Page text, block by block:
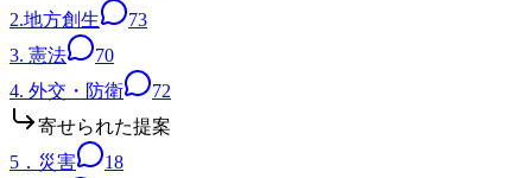
2.地方創生
73
3. 憲法
70
4. 外交・防衛
72
寄せられた提案
5．災害
18